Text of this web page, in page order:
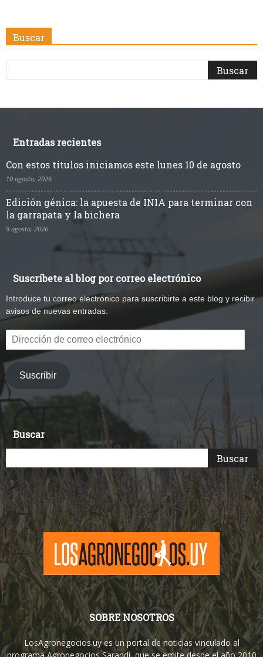
Buscar
Entradas recientes
Con estos títulos iniciamos este lunes 10 de agosto
10 agosto, 2026
Edición génica: la apuesta de INIA para terminar con
la garrapata y la bichera
9 agosto, 2026
Suscríbete al blog por correo electrónico
Introduce tu correo electrónico para suscribirte a este blog y recibir
avisos de nuevas entradas.
Dirección
de
correo
electrónico
Suscribir
Buscar
SOBRE NOSOTROS
LosAgronegocios.uy es un portal de noticias vinculado al